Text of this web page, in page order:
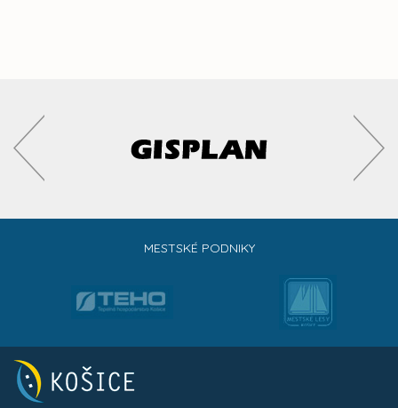
MESTSKÉ PODNIKY